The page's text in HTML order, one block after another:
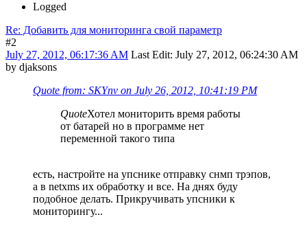
Logged
Re: Добавить для мониторинга свой параметр
#2
July 27, 2012, 06:17:36 AM Last Edit: July 27, 2012, 06:24:30 AM
by djaksons
Quote from: SKYnv on July 26, 2012, 10:41:19 PM
QuoteХотел мониторить время работы
от батарей но в программе нет
переменной такого типа
есть, настройте на упснике отправку снмп трэпов,
а в netxms их обработку и все. На днях буду
подобное делать. Прикручивать упсники к
мониторингу...